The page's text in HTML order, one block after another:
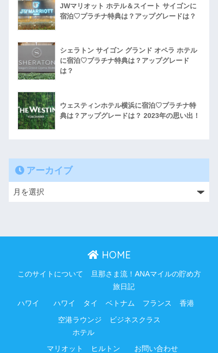
JWマリオット ホテル＆スイート サイゴンに
宿泊♡プラチナ特典は？アップグレードは？
シェラトン サイゴン グランド オペラ ホテル
に宿泊♡プラチナ特典は？アップグレード
は？
ウェスティンホテル横浜に宿泊♡プラチナ特
典は？アップグレードは？ 2023年の思い出！
アーカイブ
HOME
このサイトについて 旦那さま流！ANAマイルの貯め方
ハワイ
旅日記
ハワイ タイ ベトナム フランス 香港
空港ラウンジ
ビジネスクラス
ホテル
マリオット ヒルトン お問い合わせ